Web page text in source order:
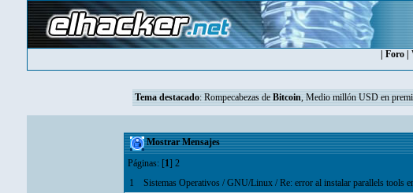
Foro
Tema destacado: Rompecabezas de Bitcoin, Medio millón USD en
Mostrar Mensajes
Páginas: [1] 2
1
Sistemas Operativos /GNU/Linux /Re: error al instalar parallels tools